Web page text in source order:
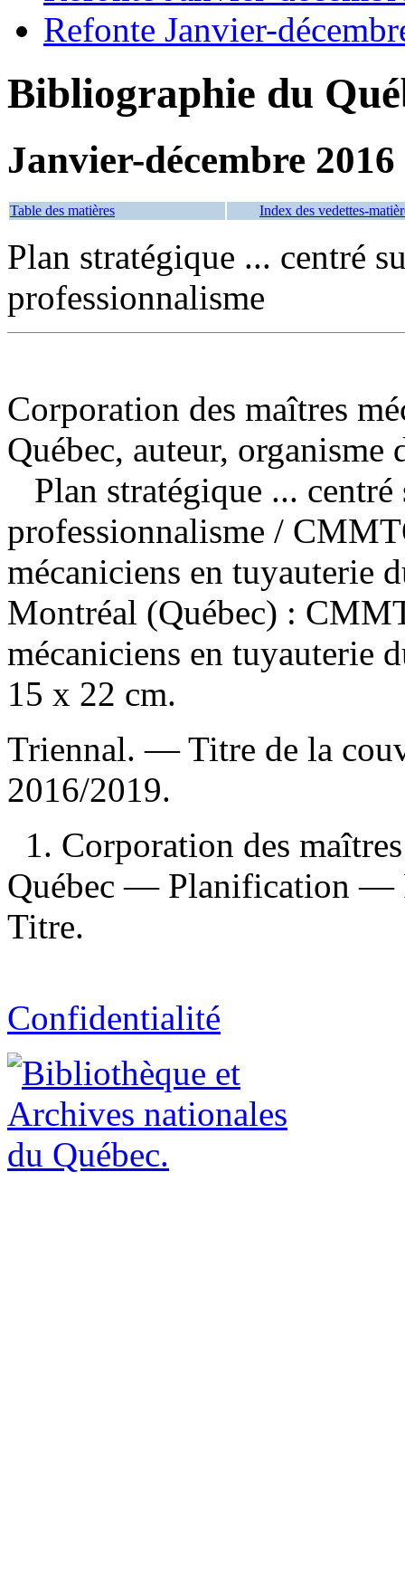
Refonte Janvier-
Bibliographie du
Janvier-décembre 2016
Table des matières Index des vedettes-
Plan stratégique ... centré
professionnalisme
Corporation des maîtres
Québec, auteur, organisme
Plan stratégique ...
professionnalisme /
mécaniciens en
Montréal (Québec) :
mécaniciens en tuyauterie
15 x 22 cm.
Triennal. — Titre de la
2016/2019.
1. Corporation des
Québec — Planification —
Titre.
Confidentialité